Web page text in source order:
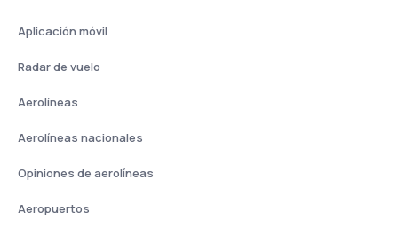
Aplicación móvil
Radar de vuelo
Aerolíneas
Aerolíneas nacionales
Opiniones de aerolíneas
Aeropuertos